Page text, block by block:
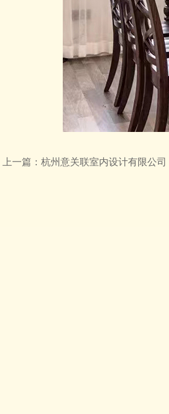
上一篇： 杭州意关联室内设计有限公司